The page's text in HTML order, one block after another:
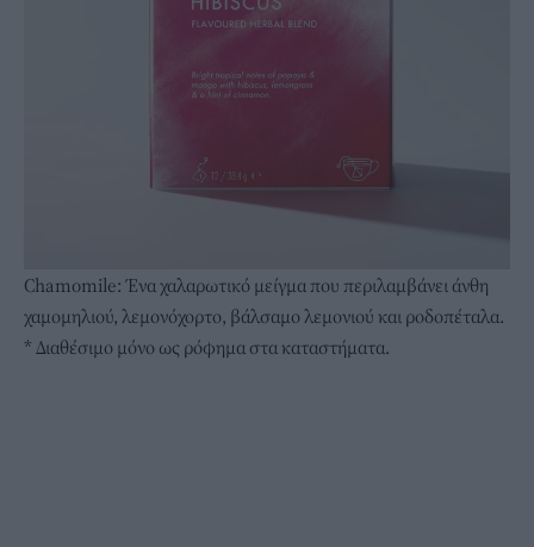
Chamomile: Ένα χαλαρωτικό μείγμα που περιλαμβάνει άνθη
χαμομηλιού, λεμονόχορτο, βάλσαμο λεμονιού και ροδοπέταλα.
* Διαθέσιμο μόνο ως ρόφημα στα καταστήματα.